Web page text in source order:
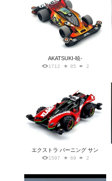
AKATSUKI-暁-
1712 85 2
エクストラ バーニング サン
1597 69 2